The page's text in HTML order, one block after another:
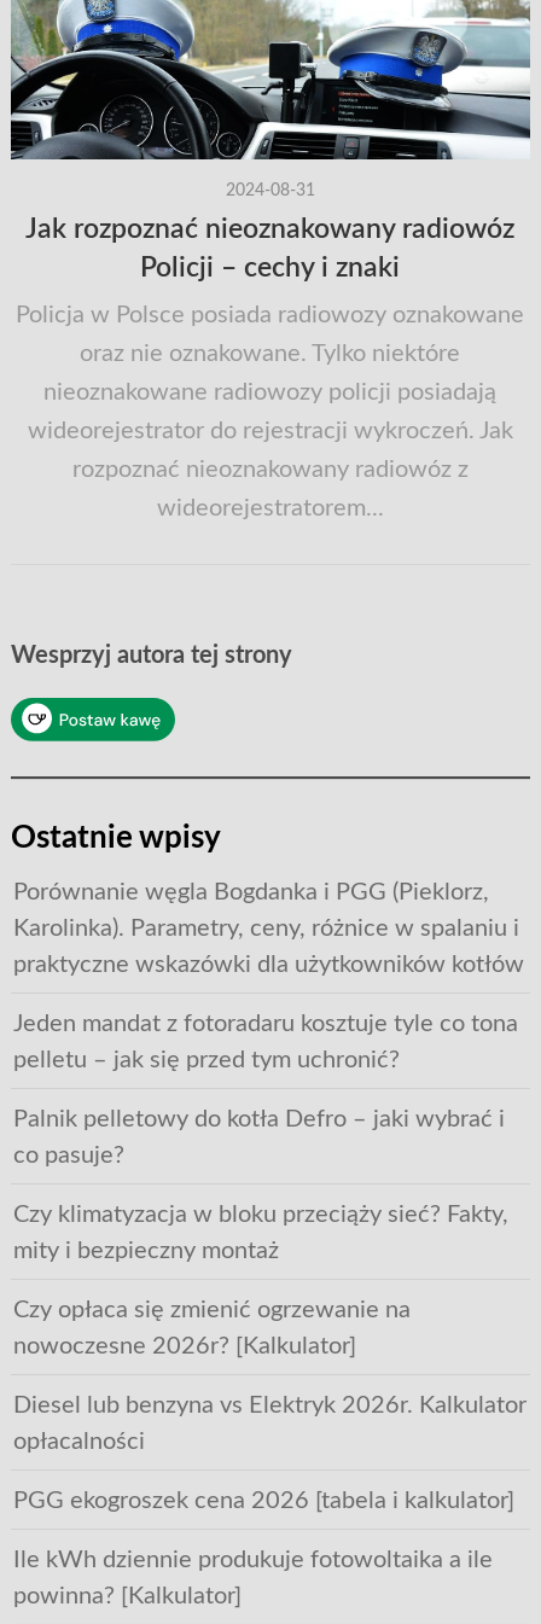
2024-08-31
Jak rozpoznać nieoznakowany radiowóz
Policji – cechy i znaki
Policja w Polsce posiada radiowozy oznakowane
oraz nie oznakowane. Tylko niektóre
nieoznakowane radiowozy policji posiadają
wideorejestrator do rejestracji wykroczeń. Jak
rozpoznać nieoznakowany radiowóz z
wideorejestratorem...
Wesprzyj autora tej strony
Ostatnie wpisy
Porównanie węgla Bogdanka i PGG (Pieklorz,
Karolinka). Parametry, ceny, różnice w spalaniu i
praktyczne wskazówki dla użytkowników kotłów
Jeden mandat z fotoradaru kosztuje tyle co tona
pelletu – jak się przed tym uchronić?
Palnik pelletowy do kotła Defro – jaki wybrać i
co pasuje?
Czy klimatyzacja w bloku przeciąży sieć? Fakty,
mity i bezpieczny montaż
Czy opłaca się zmienić ogrzewanie na
nowoczesne 2026r? [Kalkulator]
Diesel lub benzyna vs Elektryk 2026r. Kalkulator
opłacalności
PGG ekogroszek cena 2026 [tabela i kalkulator]
Ile kWh dziennie produkuje fotowoltaika a ile
powinna? [Kalkulator]